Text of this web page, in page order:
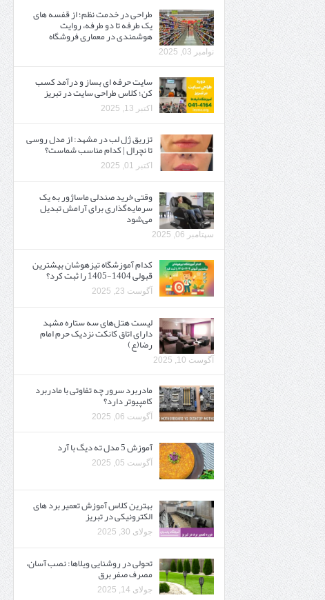
طراحی در خدمت نظم؛ از قفسه ‌های
یک‌ طرفه تا دو طرفه، روایت
هوشمندی در معماری فروشگاه
نوامبر 03, 2025
سایت حرفه ‌ای بساز و درآمد کسب
کن؛ کلاس طراحی سایت در تبریز
اکتبر 13, 2025
تزریق ژل لب در مشهد: از مدل روسی
تا نچرال | کدام مناسب شماست؟
اکتبر 01, 2025
وقتی خرید صندلی ماساژور به یک
سرمایه‌گذاری برای آرامش تبدیل
می‌شود
سپتامبر 06, 2025
کدام آموزشگاه تیزهوشان بیشترین
قبولی 1404-1405 را ثبت کرد؟
آگوست 23, 2025
لیست هتل‌های سه ستاره مشهد
دارای اتاق کانکت نزدیک حرم امام
رضا(ع)
آگوست 10, 2025
مادربرد سرور چه تفاوتی با مادربرد
کامپیوتر دارد؟
آگوست 06, 2025
آموزش 5 مدل ته دیگ با آرد
آگوست 05, 2025
بهترین کلاس آموزش تعمیر برد های
الکترونیکی در تبریز
جولای 30, 2025
تحولی در روشنایی ویلاها: نصب آسان،
مصرف صفر برق
جولای 14, 2025